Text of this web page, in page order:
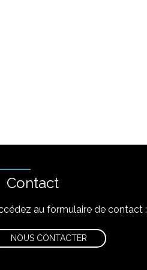
Contact
au formulaire de contact :
NOUS CONTACTER